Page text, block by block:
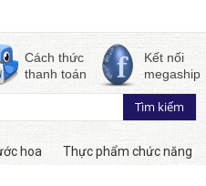
Cách thức
thanh toán
Kết nối
megaship
hoa Thực phẩm chức năng